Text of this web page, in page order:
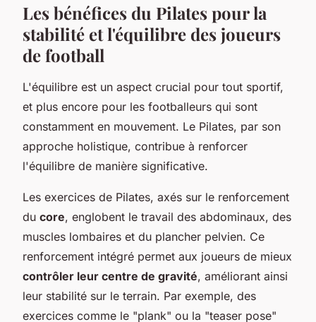
Les bénéfices du Pilates pour la
stabilité et l'équilibre des joueurs
de football
L'équilibre est un aspect crucial pour tout sportif,
et plus encore pour les footballeurs qui sont
constamment en mouvement. Le Pilates, par son
approche holistique, contribue à renforcer
l'équilibre de manière significative.
Les exercices de Pilates, axés sur le renforcement
du core, englobent le travail des abdominaux, des
muscles lombaires et du plancher pelvien. Ce
renforcement intégré permet aux joueurs de mieux
contrôler leur centre de gravité, améliorant ainsi
leur stabilité sur le terrain. Par exemple, des
exercices comme le "plank" ou la "teaser pose"